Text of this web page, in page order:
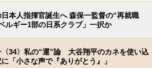
本人指揮官誕生へ 森保一監督の“再就職
ルギー1部の日系クラブ」一択か
〈34〉私の“運”論 大谷翔平のカネを使い込
「小さな声で『ありがとう』」